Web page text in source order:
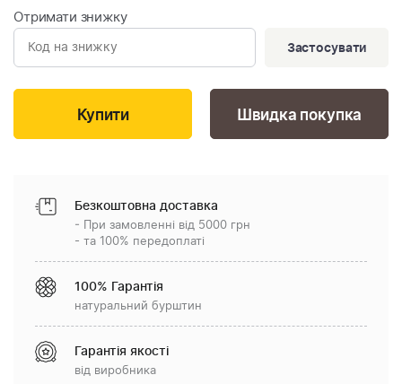
Отримати знижку
Застосувати
Швидка покупка
Безкоштовна доставка
- При замовленні від 5000 грн
- та 100% передоплаті
100% Гарантія
натуральний бурштин
Гарантія якості
від виробника